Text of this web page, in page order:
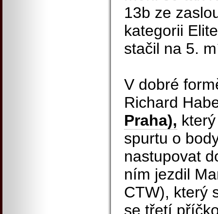
13b ze
kategorii
stačil na 5.
V dobré
Richard
Praha),
spurtu o
nastupovat
ním jezdil
CTW), který
se třetí